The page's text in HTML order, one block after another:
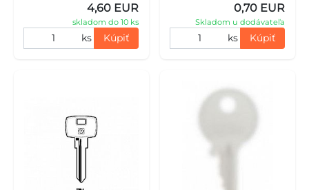
4,60 EUR
skladom do 10 ks
ks Kúpiť
0,70 EUR
Skladom u dodávateľa
ks Kúpiť